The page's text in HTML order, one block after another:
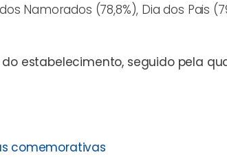
Namorados (78,8%), Dia dos Pais
estabelecimento, seguido pela
comemorativas